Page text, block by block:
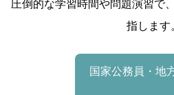
圧倒的な学習時間や問題演習で
指します
国家公務員・地